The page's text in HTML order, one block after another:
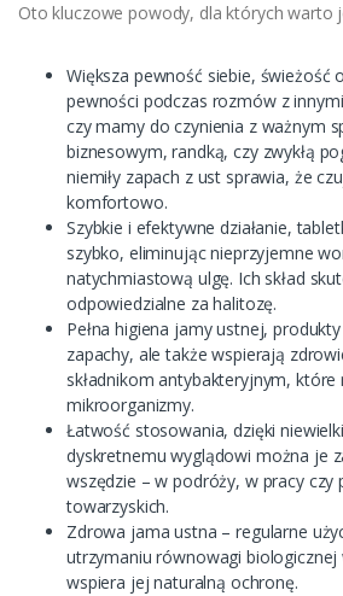
Oto kluczowe powody, dla których warto
Większa pewność siebie, świeżość
pewności podczas rozmów z
czy mamy do czynienia z ważnym
biznesowym, randką, czy zwykłą
niemiły zapach z ust sprawia, że
komfortowo.
Szybkie i efektywne działanie,
szybko, eliminując nieprzyjemne
natychmiastową ulgę. Ich skład
odpowiedzialne za halitozę.
Pełna higiena jamy ustnej,
zapachy, ale także wspierają
składnikom antybakteryjnym,
mikroorganizmy.
Łatwość stosowania, dzięki
dyskretnemu wyglądowi można je
wszędzie – w podróży, w pracy czy
towarzyskich.
Zdrowa jama ustna – regularne
utrzymaniu równowagi
wspiera jej naturalną ochronę.